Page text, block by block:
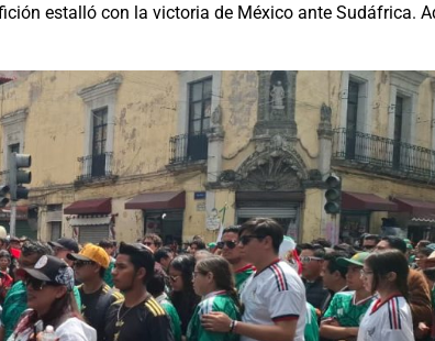
estalló con la victoria de México ante Sudáfrica.